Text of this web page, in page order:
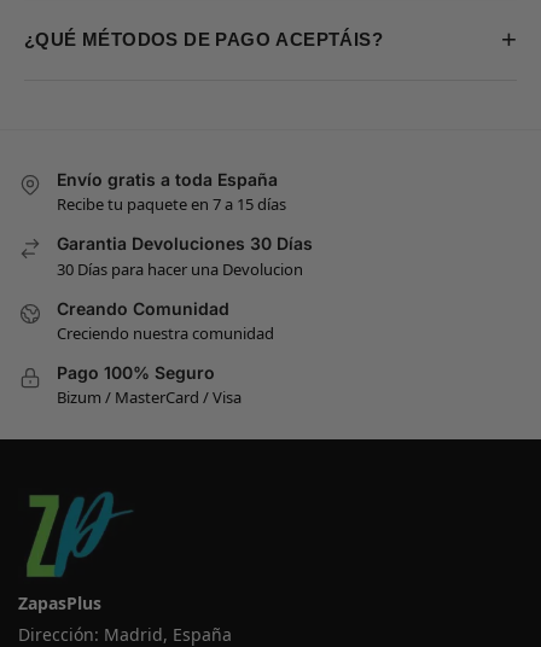
¿QUÉ MÉTODOS DE PAGO ACEPTÁIS? +
Envío gratis a toda España
Recibe tu paquete en 7 a 15 días
Garantia Devoluciones 30 Días
30 Días para hacer una Devolucion
Creando Comunidad
Creciendo nuestra comunidad
Pago 100% Seguro
Bizum / MasterCard / Visa
ZapasPlus
Dirección: Madrid, España